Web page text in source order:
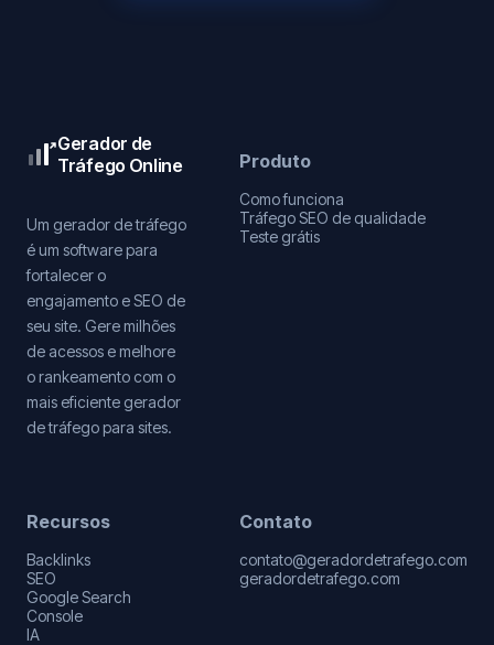
Gerador de
Tráfego Online
Um gerador de tráfego
é um software para
fortalecer o
engajamento e SEO de
seu site. Gere milhões
de acessos e melhore
o rankeamento com o
mais eficiente gerador
de tráfego para sites.
Produto
Como funciona
Tráfego SEO de qualidade
Teste grátis
Recursos
Backlinks
SEO
Google Search
Console
IA
Contato
contato@geradordetrafego.com
geradordetrafego.com